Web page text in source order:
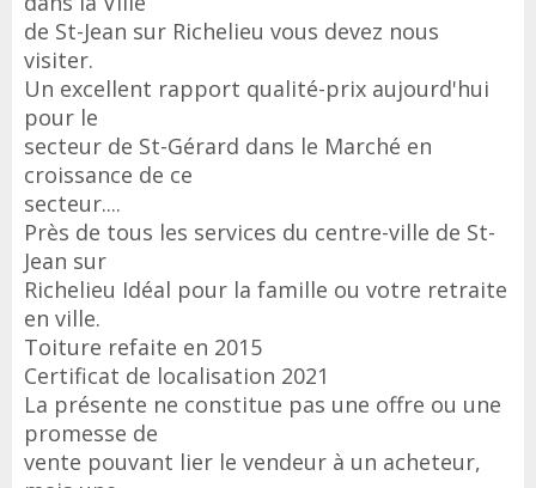
de St-Jean sur Richelieu vous devez nous
visiter.
Un excellent rapport qualité-prix aujourd'hui
pour le
secteur de St-Gérard dans le Marché en
croissance de ce
secteur....
Près de tous les services du centre-ville de St-
Jean sur
Richelieu Idéal pour la famille ou votre retraite
en ville.
Toiture refaite en 2015
Certificat de localisation 2021
La présente ne constitue pas une offre ou une
promesse de
vente pouvant lier le vendeur à un acheteur,